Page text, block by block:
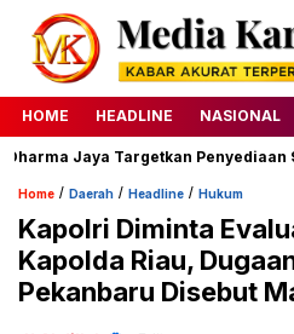
HOME HEADLINE NASIONAL
Jaya Targetkan Penyediaan
Home / Daerah / Headline / Hukum
Kapolri Diminta
Kapolda Riau,
Pekanbaru Disebut